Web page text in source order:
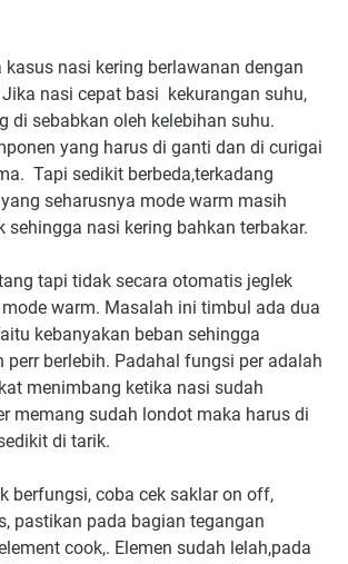
kasus nasi kering berlawanan dengan
nasi cepat basi kekurangan suhu,
di sebabkan oleh kelebihan suhu.
yang harus di ganti dan di curigai
Tapi sedikit berbeda,terkadang
seharusnya mode warm masih
sehingga nasi kering bahkan terbakar.
tapi tidak secara otomatis jeglek
warm. Masalah ini timbul ada dua
kebanyakan beban sehingga
perr berlebih. Padahal fungsi per adalah
menimbang ketika nasi sudah
memang sudah londot maka harus di
di tarik.
berfungsi, coba cek saklar on off,
pastikan pada bagian tegangan
cook,. Elemen sudah lelah,pada